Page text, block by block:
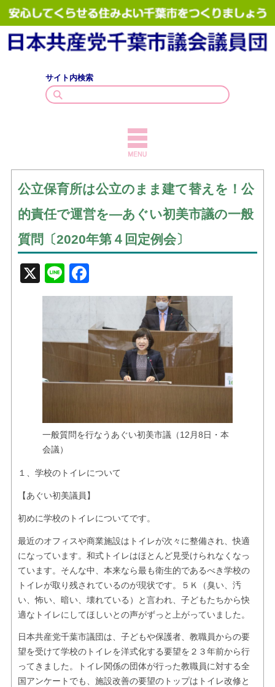
サイト内検索
政策・見解
お問い合せ
公立保育所は公立のまま建て替えを！公
的責任で運営を―あぐい初美市議の一般
質問〔2020年第４回定例会〕
X Line
一般質問を行なうあぐい初美市議（12月8日・本
会議）
１、学校のトイレについて
【あぐい初美議員】
初めに学校のトイレについてです。
最近のオフィスや商業施設はトイレが次々に整備され、快適
になっています。和式トイレはほとんど見受けられなくなっ
ています。そんな中、本来なら最も衛生的であるべき学校の
トイレが取り残されているのが現状です。５Ｋ（臭い、汚
い、怖い、暗い、壊れている）と言われ、子どもたちから快
適なトイレにしてほしいとの声がずっと上がっていました。
日本共産党千葉市議団は、子どもや保護者、教職員からの要
望を受けて学校のトイレを洋式化する要望を２３年前から行
ってきました。トイレ関係の団体が行った教職員に対する全
国アンケートでも、施設改善の要望のトップはトイレ改修と